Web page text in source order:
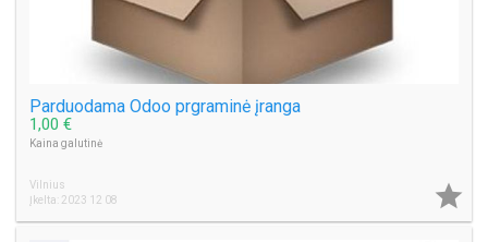
Parduodama Odoo prgraminė įranga
1,00 €
Kaina galutinė
Vilnius
Įkelta: 2023 12 08
